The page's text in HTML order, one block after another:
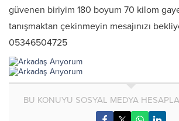
güvenen biriyim 180 boyum 70 kilom
tanışmaktan çekinmeyin mesajınızı
05346504725
BU KONUYU SOSYAL MEDYA